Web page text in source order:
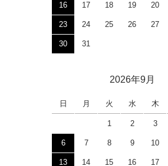
16 17 18 19 20
23 24 25 26 27
30 31
2026年9月
日 月 火 水 木
1 2 3
6 7 8 9 10
13 14 15 16 17